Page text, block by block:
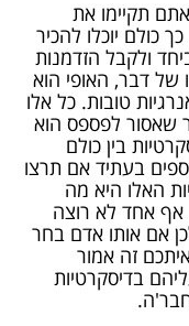
תקיימו את
יוכלו להכיר
ולקבל הזדמנות
של דבר, האופי הוא
טובות. כל אלו
שאסור לפספס הוא
בין כולם
בעתיד אם תרצו
האלו היא מה
אף אחד לא רוצה
אם אותו אדם בחר
זה אמור
בדיסקרטיות